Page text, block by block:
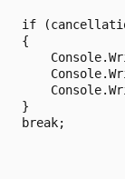
if
{
}
break;